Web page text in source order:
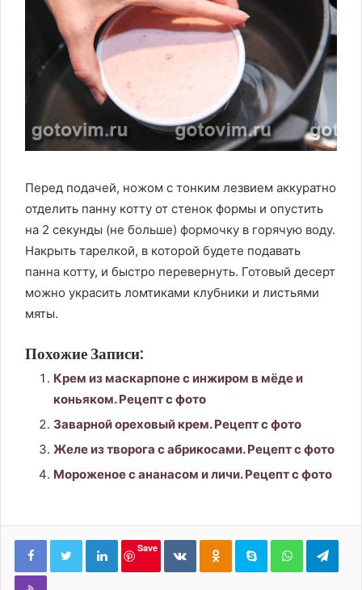
Перед подачей, ножом с тонким лезвием аккуратно
отделить панну котту от стенок формы и опустить
на 2 секунды (не больше) формочку в горячую воду.
Накрыть тарелкой, в которой будете подавать
панна котту, и быстро перевернуть. Готовый десерт
можно украсить ломтиками клубники и листьями
мяты.
Похожие Записи:
Крем из маскарпоне с инжиром в мёде и
коньяком. Рецепт с фото
Заварной ореховый крем. Рецепт с фото
Желе из творога с абрикосами. Рецепт с фото
Мороженое с ананасом и личи. Рецепт с фото
LinkedIn
Save
ВконтактеОдноклассники
Skype WhatsApp
Viber